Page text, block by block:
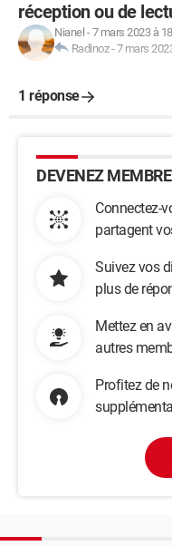
réception ou de
Nianel -7 mars 2023 à
Radinoz-7 mars
1 réponse
DEVENEZ
Connectez-
partagent
Suivez vos
plus de
Mettez en
autres
Profitez de